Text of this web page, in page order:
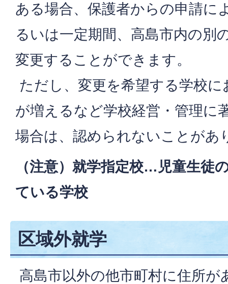
ある場合、保護者からの申請に
るいは一定期間、高島市内の別
変更することができます。
ただし、変更を希望する学校
が増えるなど学校経営・管理に
場合は、認められないことがあ
（注意）就学指定校…児童生徒
ている学校
区域外就学
高島市以外の他市町村に住所が